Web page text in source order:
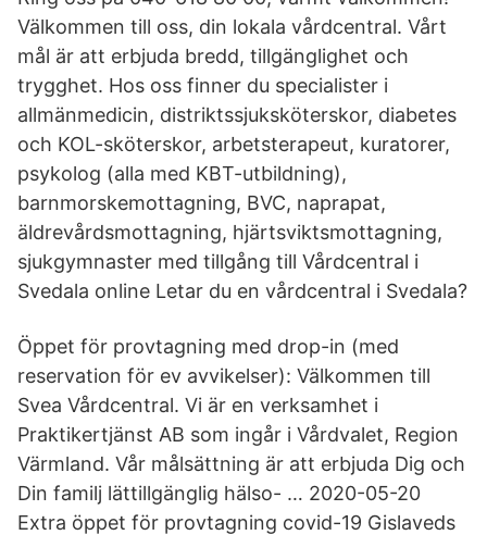
Välkommen till oss, din lokala vårdcentral. Vårt
mål är att erbjuda bredd, tillgänglighet och
trygghet. Hos oss finner du specialister i
allmänmedicin, distriktssjuksköterskor, diabetes
och KOL-sköterskor, arbetsterapeut, kuratorer,
psykolog (alla med KBT-utbildning),
barnmorskemottagning, BVC, naprapat,
äldrevårdsmottagning, hjärtsviktsmottagning,
sjukgymnaster med tillgång till Vårdcentral i
Svedala online Letar du en vårdcentral i Svedala?
Öppet för provtagning med drop-in (med
reservation för ev avvikelser): Välkommen till
Svea Vårdcentral. Vi är en verksamhet i
Praktikertjänst AB som ingår i Vårdvalet, Region
Värmland. Vår målsättning är att erbjuda Dig och
Din familj lättillgänglig hälso- … 2020-05-20
Extra öppet för provtagning covid-19 Gislaveds